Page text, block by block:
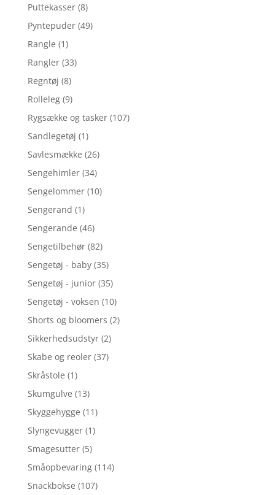
Puttekasser (8)
Pyntepuder (49)
Rangle (1)
Rangler (33)
Regntøj (8)
Rolleleg (9)
Rygsække og tasker (107)
Sandlegetøj (1)
Savlesmække (26)
Sengehimler (34)
Sengelommer (10)
Sengerand (1)
Sengerande (46)
Sengetilbehør (82)
Sengetøj - baby (35)
Sengetøj - junior (35)
Sengetøj - voksen (10)
Shorts og bloomers (2)
Sikkerhedsudstyr (2)
Skabe og reoler (37)
Skråstole (1)
Skumgulve (13)
Skyggehygge (11)
Slyngevugger (1)
Smagesutter (5)
Småopbevaring (114)
Snackbokse (107)